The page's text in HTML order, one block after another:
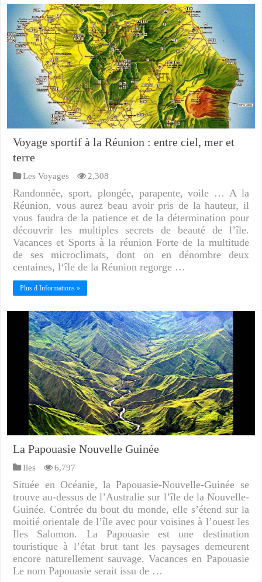
Voyage sportif à la Réunion : entre ciel, mer et
terre
Les Voyages 2,308
Randonnée, sport, plongée, parapente, voile … A la
Réunion, vous aurez beau avoir pris de la hauteur, il
vous faudra de la patience et de la détermination pour
découvrir les multiples secrets de beauté de l’île.
Vacances et Sports à la réunion Forte de la multitude
de ses microclimats, dont on en dénombre deux
centaines, l‘île de la Réunion regorge …
Plus d Informations »
La Papouasie Nouvelle Guinée
Iles 6,797
Située en Océanie, la Papouasie-Nouvelle-Guinée se
trouve au-dessus de l’Australie sur l’île de la Nouvelle-
Guinée. Contrée du bout du monde, elle s’étend sur la
moitié orientale de l’île avec pour voisines à l’ouest les
Iles Salomon. La Papouasie est une destination
touristique à l’état brut tant les paysages demeurent
encore naturellement sauvage. Vacances en Papouasie
Le nom Papouasie serait issu de …